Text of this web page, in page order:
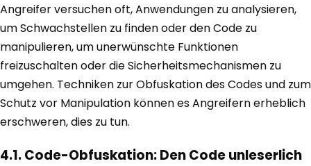
Angreifer versuchen oft, Anwendungen zu analysieren,
um Schwachstellen zu finden oder den Code zu
manipulieren, um unerwünschte Funktionen
freizuschalten oder die Sicherheitsmechanismen zu
umgehen. Techniken zur Obfuskation des Codes und zum
Schutz vor Manipulation können es Angreifern erheblich
erschweren, dies zu tun.
4.1. Code-Obfuskation: Den Code unleserlich